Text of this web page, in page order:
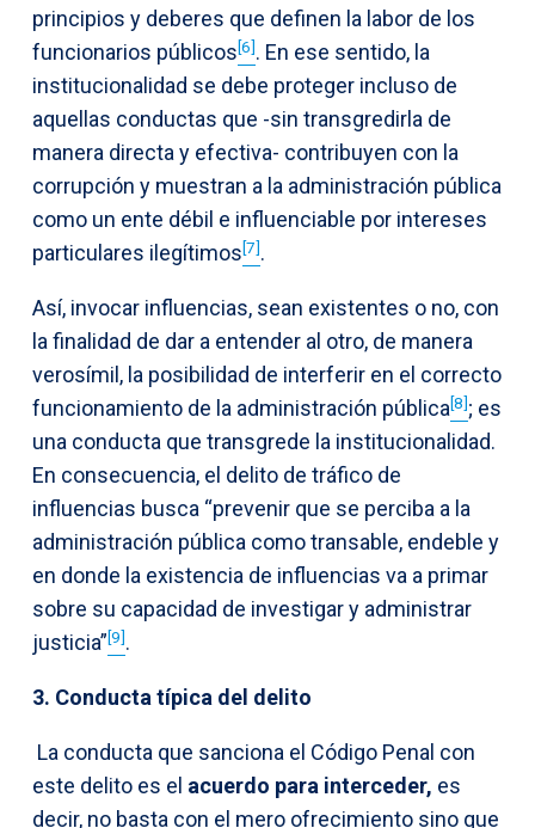
principios y deberes que definen la labor de los
funcionarios públicos[6]. En ese sentido, la
institucionalidad se debe proteger incluso de
aquellas conductas que -sin transgredirla de
manera directa y efectiva- contribuyen con la
corrupción y muestran a la administración pública
como un ente débil e influenciable por intereses
particulares ilegítimos[7].
Así, invocar influencias, sean existentes o no, con
la finalidad de dar a entender al otro, de manera
verosímil, la posibilidad de interferir en el correcto
funcionamiento de la administración pública[8]; es
una conducta que transgrede la institucionalidad.
En consecuencia, el delito de tráfico de
influencias busca “prevenir que se perciba a la
administración pública como transable, endeble y
en donde la existencia de influencias va a primar
sobre su capacidad de investigar y administrar
justicia”[9].
3. Conducta típica del delito
La conducta que sanciona el Código Penal con
este delito es el acuerdo para interceder, es
decir, no basta con el mero ofrecimiento sino que